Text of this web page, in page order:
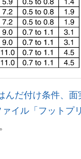
んだ付け条件、面
ァイル「フットプ